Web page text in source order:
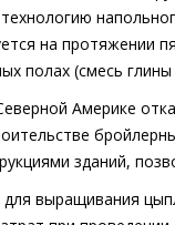
на протяжении
(смесь глины
Америке
зданий,
выращивания